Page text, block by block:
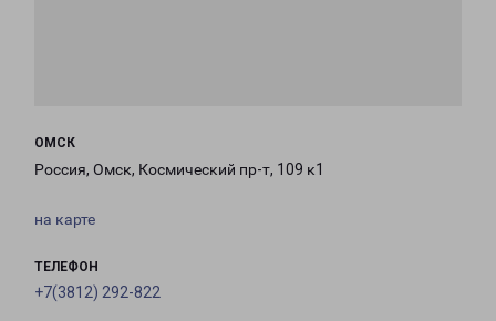
ОМСК
Россия, Омск, Космический пр-т, 109 к1
на карте
ТЕЛЕФОН
+7(3812) 292-822